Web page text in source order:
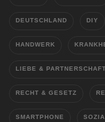
DEUTSCHLAND DIY
HANDWERK
LIEBE & PARTNERSCHAFT
RECHT & GESETZ
SMARTPHONE